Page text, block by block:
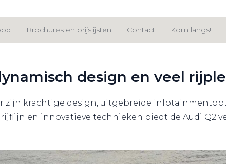
Brochures en prijslijsten Contact Kom langs!
design en veel
zijn krachtige design, uitgebreide
en innovatieve technieken biedt de Audi Q2